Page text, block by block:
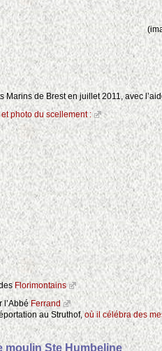
de Brest en juillet 2011, avec
photo du scellement :
Florimontains
l’AbbéFerrand
au Struthof,où il célébra des
moulin Ste Humbeline